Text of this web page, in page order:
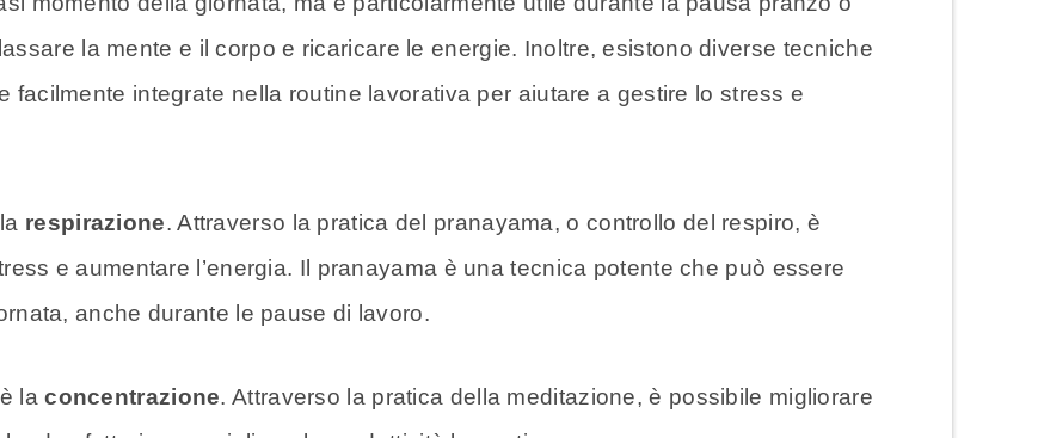
la mente e il corpo e ricaricare le energie. Inoltre, esistono diverse tecniche
integrate nella routine lavorativa per aiutare a gestire lo stress e
respirazione. Attraverso la pratica del pranayama, o controllo del respiro, è
e aumentare l’energia. Il pranayama è una tecnica potente che può essere
anche durante le pause di lavoro.
è laconcentrazione. Attraverso la pratica della meditazione, è possibile migliorare